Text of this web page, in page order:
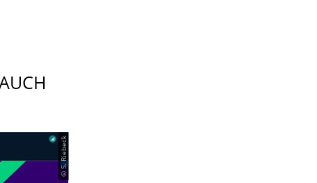
© S. Riebeck